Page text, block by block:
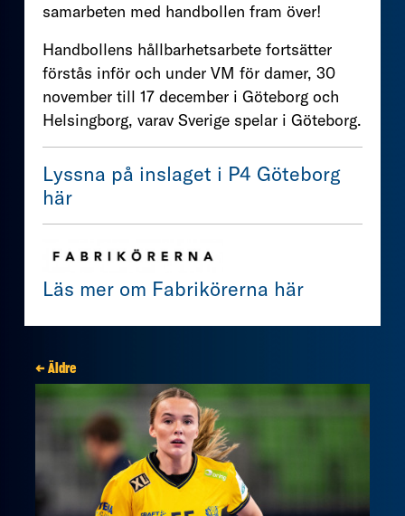
samarbeten med handbollen fram över!
Handbollens hållbarhetsarbete fortsätter
förstås inför och under VM för damer, 30
november till 17 december i Göteborg och
Helsingborg, varav Sverige spelar i Göteborg.
Lyssna på inslaget i P4 Göteborg
här
Läs mer om Fabrikörerna här
← Äldre